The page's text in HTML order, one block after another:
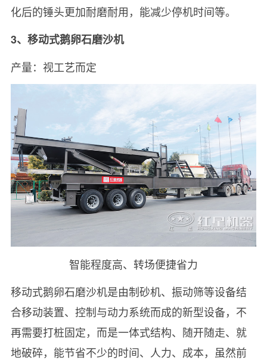
化后的锤头更加耐磨耐用，能减少停机时间等。
3、移动式鹅卵石磨沙机
产量：视工艺而定
智能程度高、转场便捷省力
移动式鹅卵石磨沙机是由制砂机、振动筛等设备结
合移动装置、控制与动力系统而成的新型设备，不
再需要打桩固定，而是一体式结构、随开随走、就
地破碎，能节省不少的时间、人力、成本，虽然前